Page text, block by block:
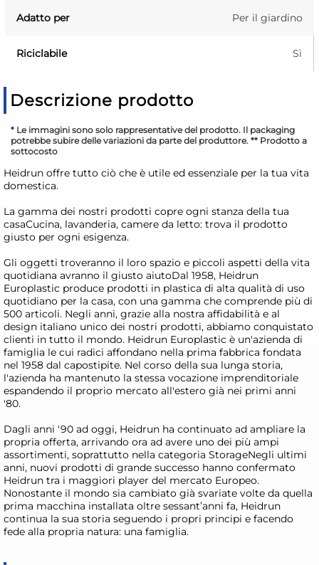
Adatto per Per il giardino
Riciclabile Sì
Descrizione prodotto
* Le immagini sono solo rappresentative del prodotto. Il packaging
potrebbe subire delle variazioni da parte del produttore. ** Prodotto a
sottocosto
Heidrun offre tutto ciò che è utile ed essenziale per la tua vita
domestica.
La gamma dei nostri prodotti copre ogni stanza della tua
casaCucina, lavanderia, camere da letto: trova il prodotto
giusto per ogni esigenza.
Gli oggetti troveranno il loro spazio e piccoli aspetti della vita
quotidiana avranno il giusto aiutoDal 1958, Heidrun
Europlastic produce prodotti in plastica di alta qualità di uso
quotidiano per la casa, con una gamma che comprende più di
500 articoli. Negli anni, grazie alla nostra affidabilità e al
design italiano unico dei nostri prodotti, abbiamo conquistato
clienti in tutto il mondo. Heidrun Europlastic è un'azienda di
famiglia le cui radici affondano nella prima fabbrica fondata
nel 1958 dal capostipite. Nel corso della sua lunga storia,
l'azienda ha mantenuto la stessa vocazione imprenditoriale
espandendo il proprio mercato all'estero già nei primi anni
'80.
Dagli anni '90 ad oggi, Heidrun ha continuato ad ampliare la
propria offerta, arrivando ora ad avere uno dei più ampi
assortimenti, soprattutto nella categoria StorageNegli ultimi
anni, nuovi prodotti di grande successo hanno confermato
Heidrun tra i maggiori player del mercato Europeo.
Nonostante il mondo sia cambiato già svariate volte da quella
prima macchina installata oltre sessant’anni fa, Heidrun
continua la sua storia seguendo i propri principi e facendo
fede alla propria natura: una famiglia.